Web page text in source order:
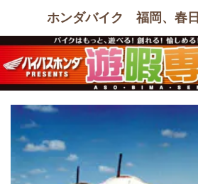
ホンダバイク 福岡、春日